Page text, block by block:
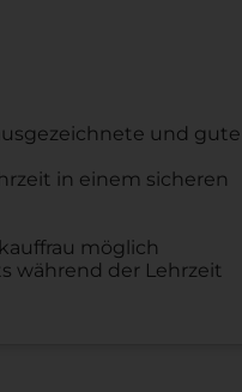
und gute
in einem sicheren
möglich
während der Lehrzeit